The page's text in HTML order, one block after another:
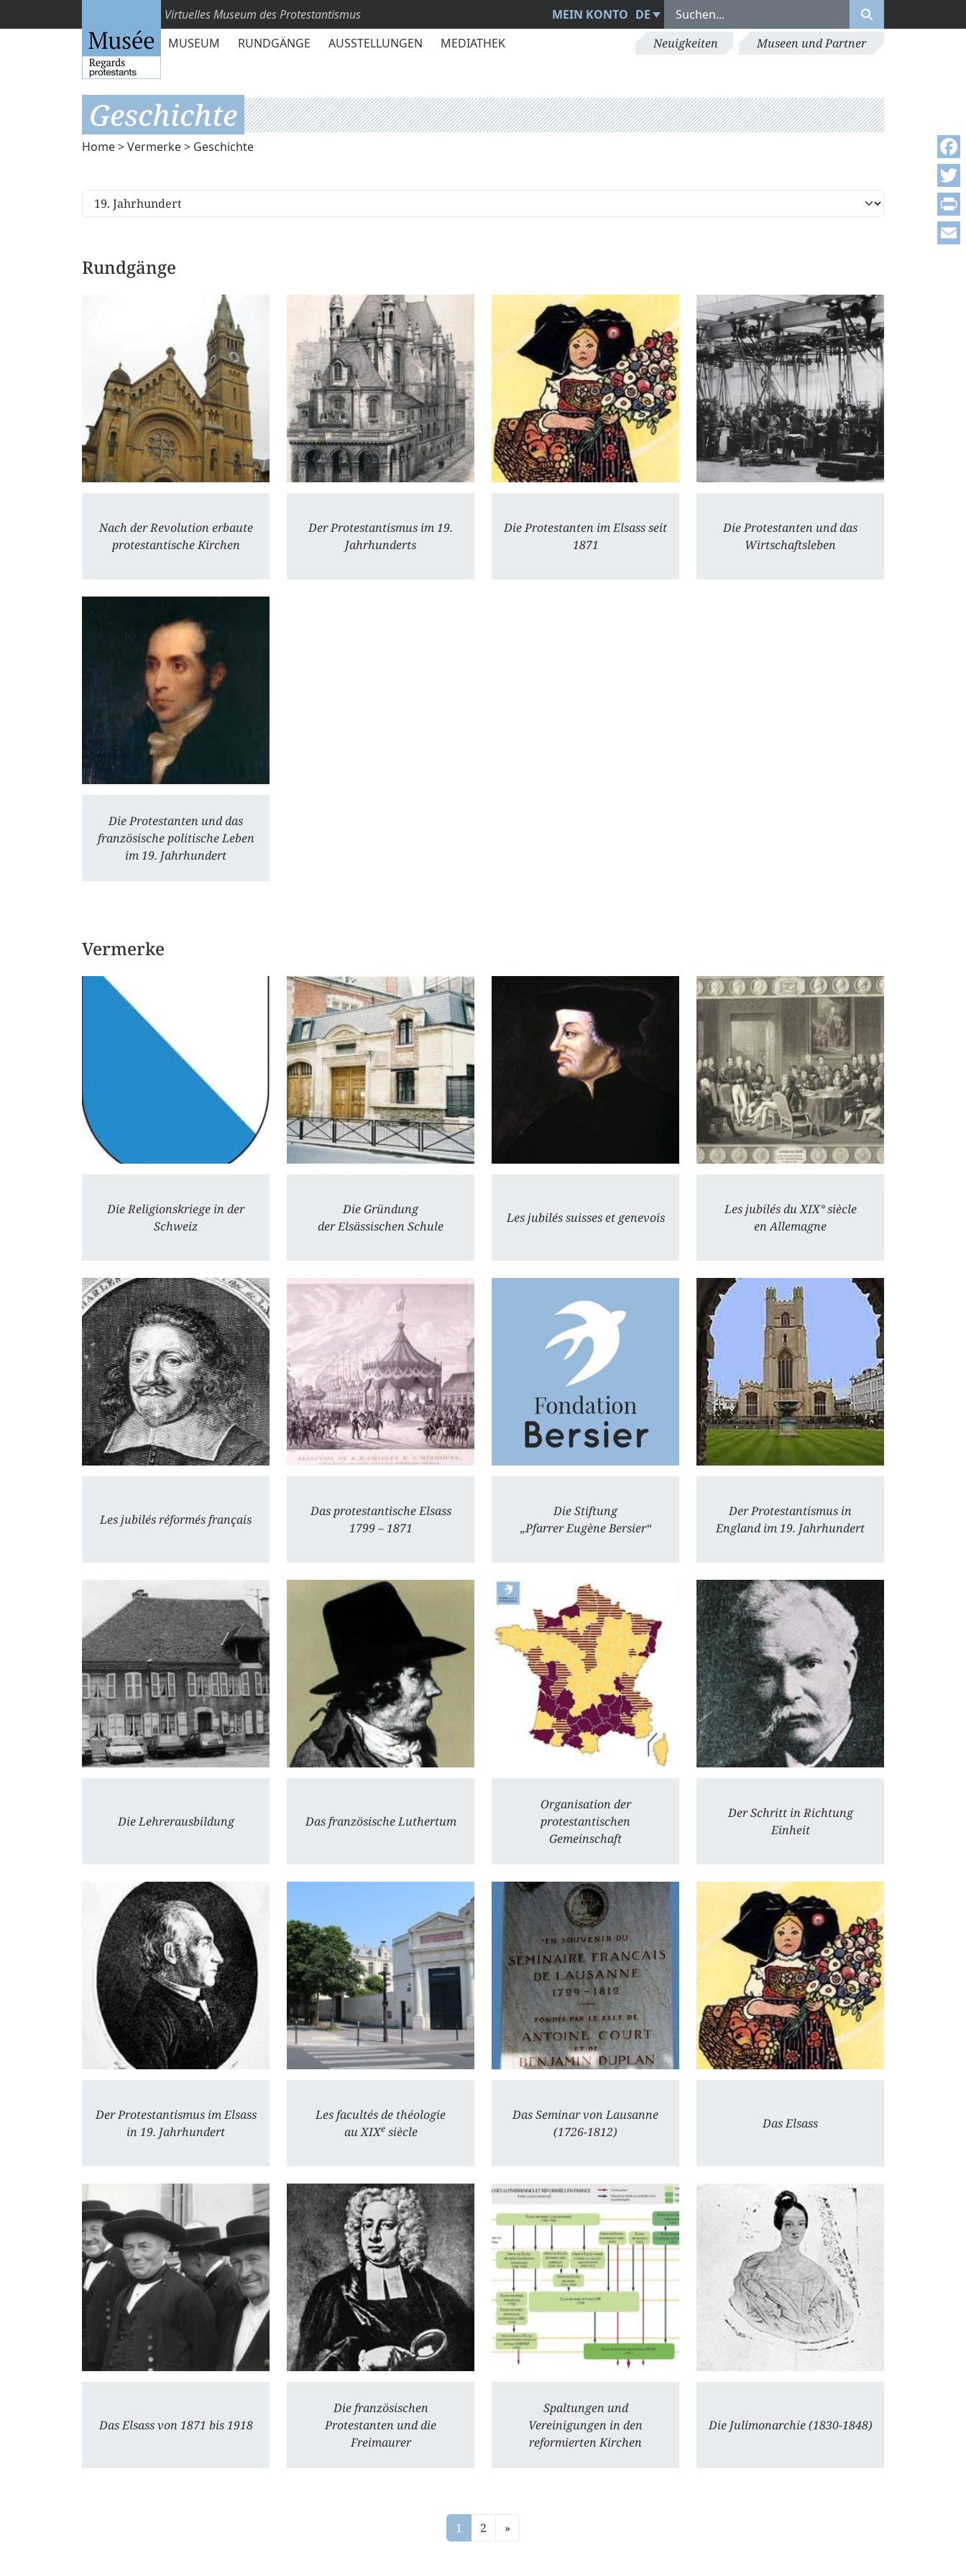
Virtuelles Museum des Protestantismus MEIN KONTO DE
MUSEUM
RUNDGÄNGE AUSSTELLUNGEN MEDIATHEK Neuigkeiten Museen und Partner
Geschichte
Home>Vermerke> Geschichte
Rundgänge
Nach der Revolution erbaute
protestantische Kirchen
Der Protestantismus im 19.
Jahrhunderts
Die Protestanten im Elsass seit
1871
Die Protestanten und das
Wirtschaftsleben
Die Protestanten und das
französische politische Leben
im 19. Jahrhundert
Vermerke
Die Religionskriege in der
Schweiz
Die Gründung
der Elsässischen Schule
Les jubilés suisses et genevois
Les jubilés du XIX° siècle
en Allemagne
Les jubilés réformés français
Das protestantische Elsass
1799 – 1871
Die Stiftung
„Pfarrer Eugène Bersier“
Der Protestantismus in
England im 19. Jahrhundert
Die Lehrerausbildung Das französische Luthertum
Organisation der
protestantischen
Gemeinschaft
Der Schritt in Richtung
Einheit
Der Protestantismus im Elsass
in 19. Jahrhundert
Les facultés de théologie
au XIXesiècle
Das Seminar von Lausanne
(1726-1812)
Das Elsass
Das Elsass von 1871 bis 1918
Die französischen
Protestanten und die
Freimaurer
Spaltungen und
Vereinigungen in den
reformierten Kirchen
Die Julimonarchie (1830-1848)
1 2 »
Print